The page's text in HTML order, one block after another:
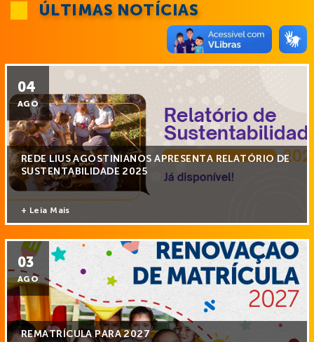
ÚLTIMAS NOTÍCIAS
04
AGO
REDE LIUS AGOSTINIANOS APRESENTA RELATÓRIO DE
SUSTENTABILIDADE 2025
+ Leia Mais
03
AGO
REMATRÍCULA PARA 2027